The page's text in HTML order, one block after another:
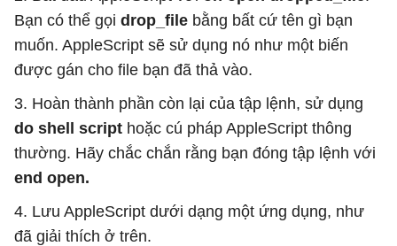
Bạn có thể gọi drop_file bằng bất cứ tên gì bạn
muốn. AppleScript sẽ sử dụng nó như một biến
được gán cho file bạn đã thả vào.
3. Hoàn thành phần còn lại của tập lệnh, sử dụng
do shell script hoặc cú pháp AppleScript thông
thường. Hãy chắc chắn rằng bạn đóng tập lệnh với
end open.
4. Lưu AppleScript dưới dạng một ứng dụng, như
đã giải thích ở trên.